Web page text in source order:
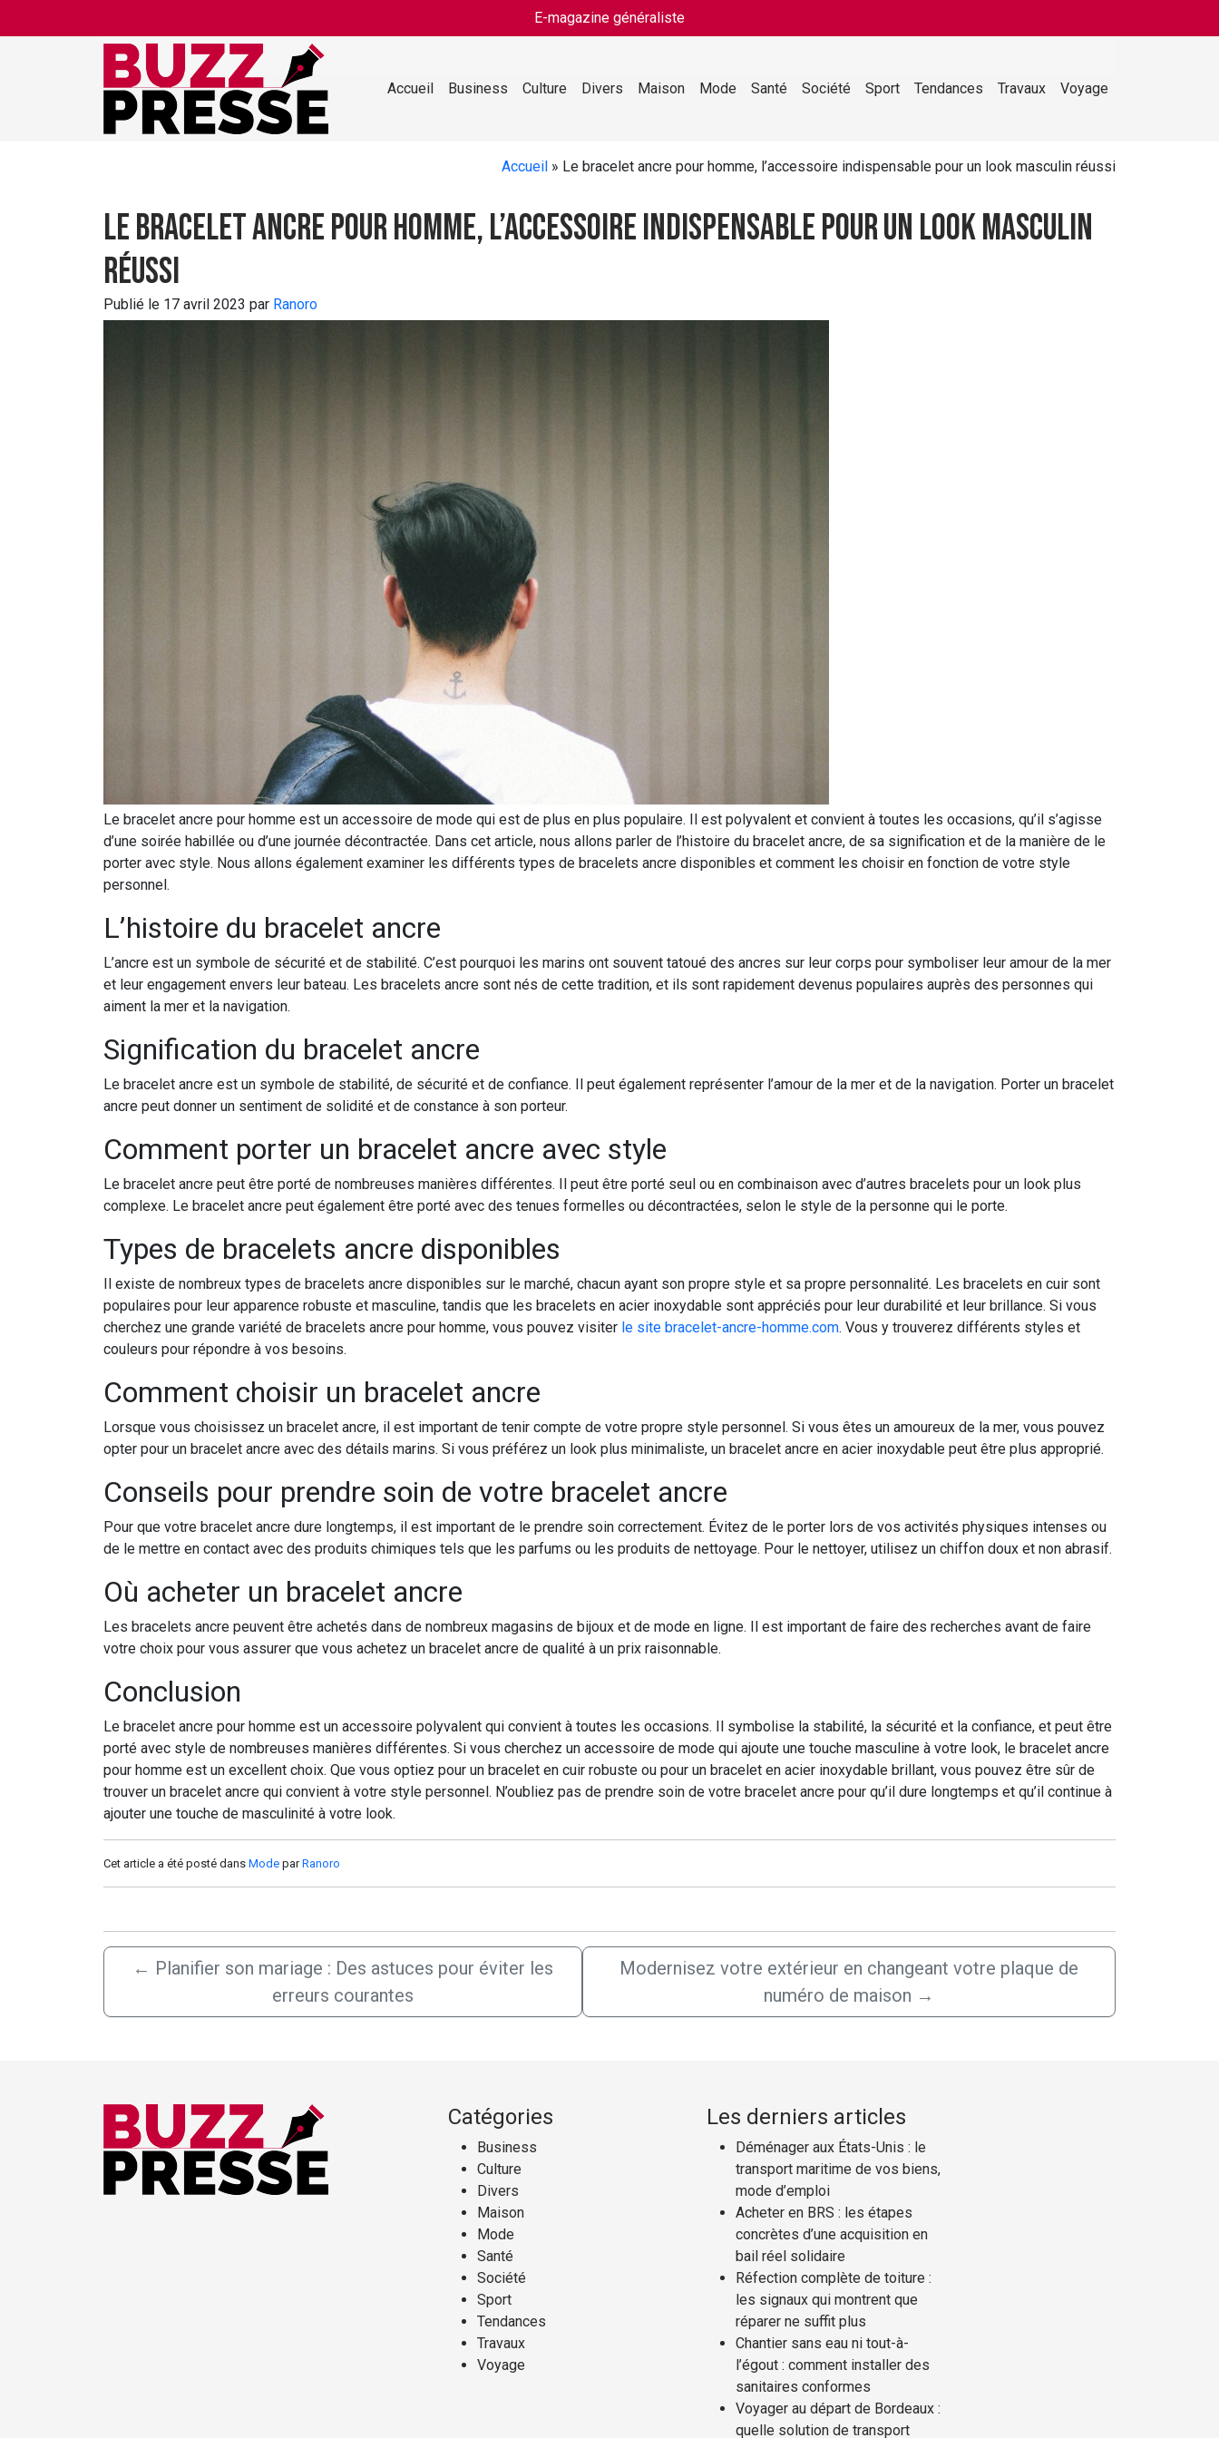
E-magazine généraliste
Accueil Business Culture Divers Maison Mode Santé Société Sport Tendances Travaux Voyage
Accueil » Le bracelet ancre pour homme, l’accessoire indispensable pour un look masculin réussi
Le bracelet ancre pour homme, l’accessoire indispensable pour un look masculin
réussi
Publié le 17 avril 2023 par Ranoro
Le bracelet ancre pour homme est un accessoire de mode qui est de plus en plus populaire. Il est polyvalent et convient à toutes les occasions, qu’il s’agisse
d’une soirée habillée ou d’une journée décontractée. Dans cet article, nous allons parler de l’histoire du bracelet ancre, de sa signification et de la manière de le
porter avec style. Nous allons également examiner les différents types de bracelets ancre disponibles et comment les choisir en fonction de votre style
personnel.
L’histoire du bracelet ancre
L’ancre est un symbole de sécurité et de stabilité. C’est pourquoi les marins ont souvent tatoué des ancres sur leur corps pour symboliser leur amour de la mer
et leur engagement envers leur bateau. Les bracelets ancre sont nés de cette tradition, et ils sont rapidement devenus populaires auprès des personnes qui
aiment la mer et la navigation.
Signification du bracelet ancre
Le bracelet ancre est un symbole de stabilité, de sécurité et de confiance. Il peut également représenter l’amour de la mer et de la navigation. Porter un bracelet
ancre peut donner un sentiment de solidité et de constance à son porteur.
Comment porter un bracelet ancre avec style
Le bracelet ancre peut être porté de nombreuses manières différentes. Il peut être porté seul ou en combinaison avec d’autres bracelets pour un look plus
complexe. Le bracelet ancre peut également être porté avec des tenues formelles ou décontractées, selon le style de la personne qui le porte.
Types de bracelets ancre disponibles
Il existe de nombreux types de bracelets ancre disponibles sur le marché, chacun ayant son propre style et sa propre personnalité. Les bracelets en cuir sont
populaires pour leur apparence robuste et masculine, tandis que les bracelets en acier inoxydable sont appréciés pour leur durabilité et leur brillance. Si vous
cherchez une grande variété de bracelets ancre pour homme, vous pouvez visiter le site bracelet-ancre-homme.com. Vous y trouverez différents styles et
couleurs pour répondre à vos besoins.
Comment choisir un bracelet ancre
Lorsque vous choisissez un bracelet ancre, il est important de tenir compte de votre propre style personnel. Si vous êtes un amoureux de la mer, vous pouvez
opter pour un bracelet ancre avec des détails marins. Si vous préférez un look plus minimaliste, un bracelet ancre en acier inoxydable peut être plus approprié.
Conseils pour prendre soin de votre bracelet ancre
Pour que votre bracelet ancre dure longtemps, il est important de le prendre soin correctement. Évitez de le porter lors de vos activités physiques intenses ou
de le mettre en contact avec des produits chimiques tels que les parfums ou les produits de nettoyage. Pour le nettoyer, utilisez un chiffon doux et non abrasif.
Où acheter un bracelet ancre
Les bracelets ancre peuvent être achetés dans de nombreux magasins de bijoux et de mode en ligne. Il est important de faire des recherches avant de faire
votre choix pour vous assurer que vous achetez un bracelet ancre de qualité à un prix raisonnable.
Conclusion
Le bracelet ancre pour homme est un accessoire polyvalent qui convient à toutes les occasions. Il symbolise la stabilité, la sécurité et la confiance, et peut être
porté avec style de nombreuses manières différentes. Si vous cherchez un accessoire de mode qui ajoute une touche masculine à votre look, le bracelet ancre
pour homme est un excellent choix. Que vous optiez pour un bracelet en cuir robuste ou pour un bracelet en acier inoxydable brillant, vous pouvez être sûr de
trouver un bracelet ancre qui convient à votre style personnel. N’oubliez pas de prendre soin de votre bracelet ancre pour qu’il dure longtemps et qu’il continue à
ajouter une touche de masculinité à votre look.
Cet article a été posté dans Mode parRanoro
← Planifier son mariage : Des astuces pour éviter les
erreurs courantes
Modernisez votre extérieur en changeant votre plaque de
numéro de maison →
Catégories
Business
Culture
Divers
Maison
Mode
Santé
Société
Sport
Tendances
Travaux
Voyage
Les derniers articles
Déménager aux États-Unis : le
transport maritime de vos biens,
mode d’emploi
Acheter en BRS : les étapes
concrètes d’une acquisition en
bail réel solidaire
Réfection complète de toiture :
les signaux qui montrent que
réparer ne suffit plus
Chantier sans eau ni tout-à-
l’égout : comment installer des
sanitaires conformes
Voyager au départ de Bordeaux :
quelle solution de transport